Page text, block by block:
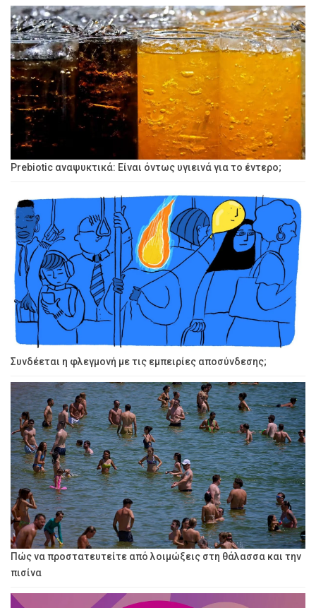
Prebiotic αναψυκτικά: Είναι όντως υγιεινά για το έντερο;
Συνδέεται η φλεγμονή με τις εμπειρίες αποσύνδεσης;
Πώς να προστατευτείτε από λοιμώξεις στη θάλασσα και την
πισίνα